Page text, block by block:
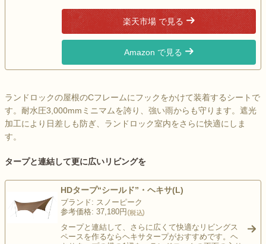
楽天市場 で見る
Amazon で見る
ランドロックの屋根のCフレームにフックをかけて装着するシートで
す。耐水圧3,000mmミニマムを誇り、強い雨からも守ります。遮光
加工により日差しも防ぎ、ランドロック室内をさらに快適にしま
す。
タープと連結して更に広いリビングを
HDタープ“シールド”・ヘキサ(L)
ブランド: スノーピーク
参考価格: 37,180円
タープと連結して、さらに広くて快適なリビングス
ペースを作るならヘキサタープがおすすめです。ヘ